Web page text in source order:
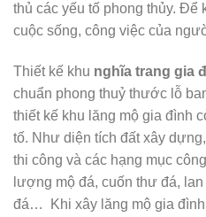
thủ các yếu tố phong thủy. Để
cuộc sống, công việc của
Thiết kế khu nghĩa trang gia
chuẩn phong thuỷ thước lỗ
thiết kế khu lăng mộ gia đình
tố. Như diện tích đất xây
thi công và các hạng mục
lượng mộ đá, cuốn thư đá,
đá… Khi xây lăng mộ gia